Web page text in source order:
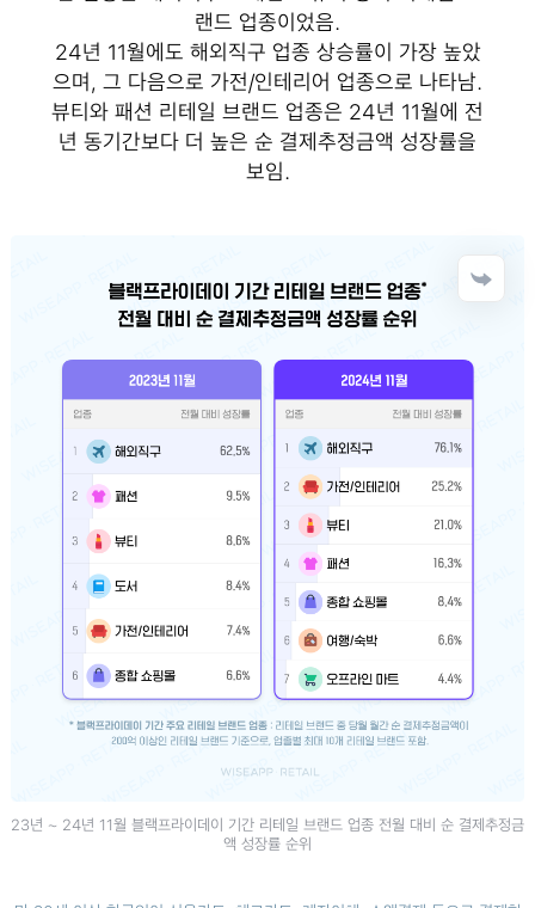
랜드 업종이었음.
24년 11월에도 해외직구 업종 상승률이 가장 높았
으며, 그 다음으로 가전/인테리어 업종으로 나타남.
뷰티와 패션 리테일 브랜드 업종은 24년 11월에 전
년 동기간보다 더 높은 순 결제추정금액 성장률을
보임.
23년 ~ 24년 11월 블랙프라이데이 기간 리테일 브랜드 업종 전월 대비 순 결제추정금
액 성장률 순위